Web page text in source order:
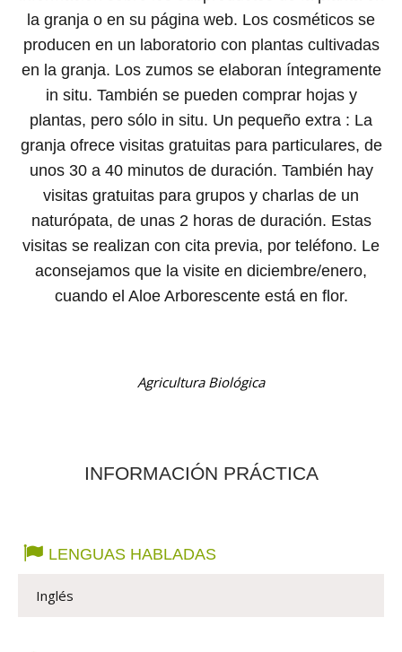
la granja o en su página web. Los cosméticos se
producen en un laboratorio con plantas cultivadas
en la granja. Los zumos se elaboran íntegramente
in situ. También se pueden comprar hojas y
plantas, pero sólo in situ. Un pequeño extra : La
granja ofrece visitas gratuitas para particulares, de
unos 30 a 40 minutos de duración. También hay
visitas gratuitas para grupos y charlas de un
naturópata, de unas 2 horas de duración. Estas
visitas se realizan con cita previa, por teléfono. Le
aconsejamos que la visite en diciembre/enero,
cuando el Aloe Arborescente está en flor.
Agricultura Biológica
INFORMACIÓN PRÁCTICA
LENGUAS HABLADAS
Inglés